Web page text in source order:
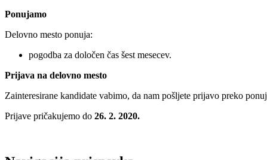
Ponujamo
Delovno mesto ponuja:
pogodba za določen čas šest mesecev.
Prijava na delovno mesto
Zainteresirane kandidate vabimo, da nam pošljete prijavo preko
Prijave pričakujemo do 26. 2. 2020.